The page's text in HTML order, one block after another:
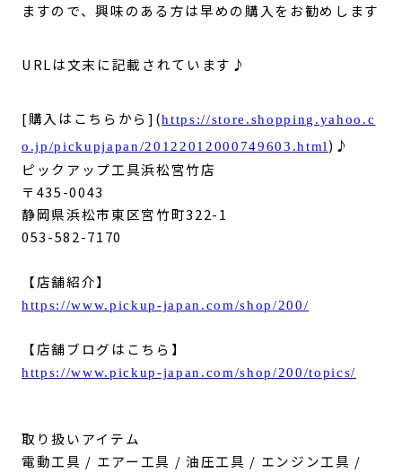
ますので、興味のある方は早めの購入をお勧めします
URLは文末に記載されています♪
[購入はこちらから](https://store.shopping.yahoo.c
o.jp/pickupjapan/20122012000749603.html)♪
ピックアップ工具浜松宮竹店
〒435-0043
静岡県浜松市東区宮竹町322-1
053-582-7170
【店舗紹介】
https://www.pickup-japan.com/shop/200/
【店舗ブログはこちら】
https://www.pickup-japan.com/shop/200/topics/
取り扱いアイテム
電動工具 / エアー工具 / 油圧工具 / エンジン工具 /